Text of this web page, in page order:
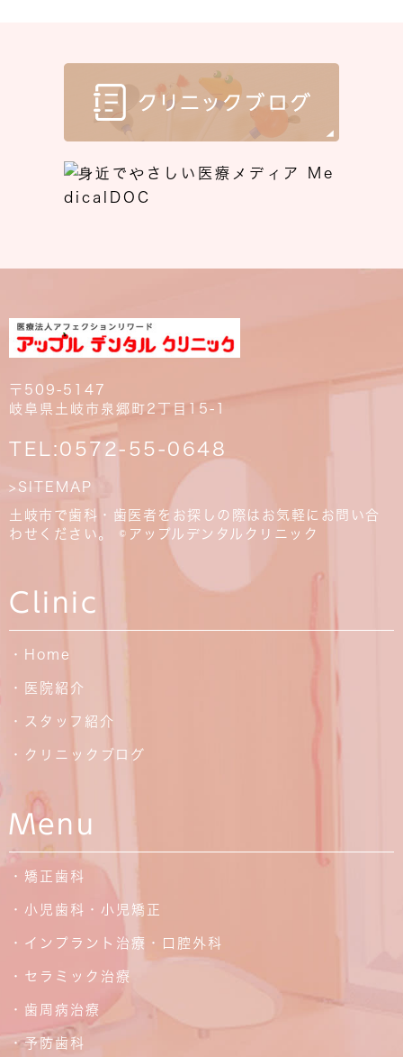
〒509-5147
岐阜県土岐市泉郷町2丁目15-1
TEL:0572-55-0648
>SITEMAP
土岐市で歯科・歯医者をお探しの際はお気軽にお問い合
わせください。 ©アップルデンタルクリニック
Clinic
・Home
・医院紹介
・スタッフ紹介
・クリニックブログ
Menu
・矯正歯科
・小児歯科・小児矯正
・インプラント治療・口腔外科
・セラミック治療
・歯周病治療
・予防歯科